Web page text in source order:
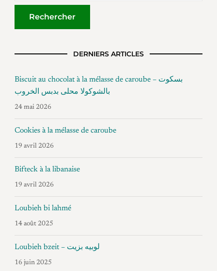
DERNIERS ARTICLES
Biscuit au chocolat à la mélasse de caroube – بسكوت
بالشوكولا محلى بدبس الخروب
24 mai 2026
Cookies à la mélasse de caroube
19 avril 2026
Bifteck à la libanaise
19 avril 2026
Loubieh bi lahmé
14 août 2025
Loubieh bzeit – لوبيه بزيت
16 juin 2025